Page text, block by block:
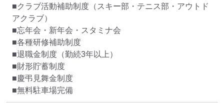
■クラブ活動補助制度（スキー部・テニス部・アウトド
アクラブ）
■忘年会・新年会・スタミナ会
■各種研修補助制度
■退職金制度（勤続3年以上）
■財形貯蓄制度
■慶弔見舞金制度
■無料駐車場完備